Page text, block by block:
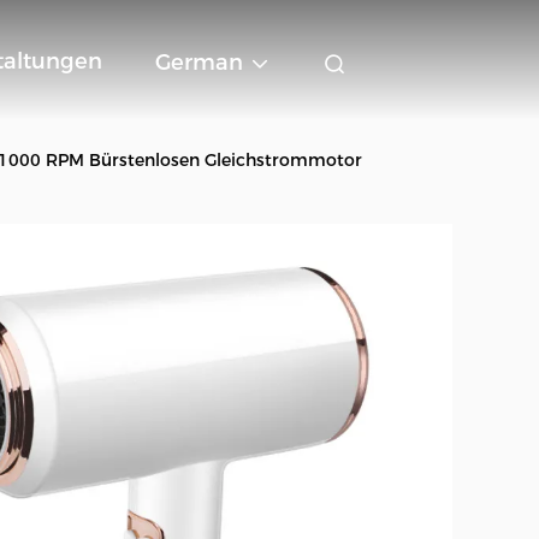
German
RPM Bürstenlosen Gleichstrommotor